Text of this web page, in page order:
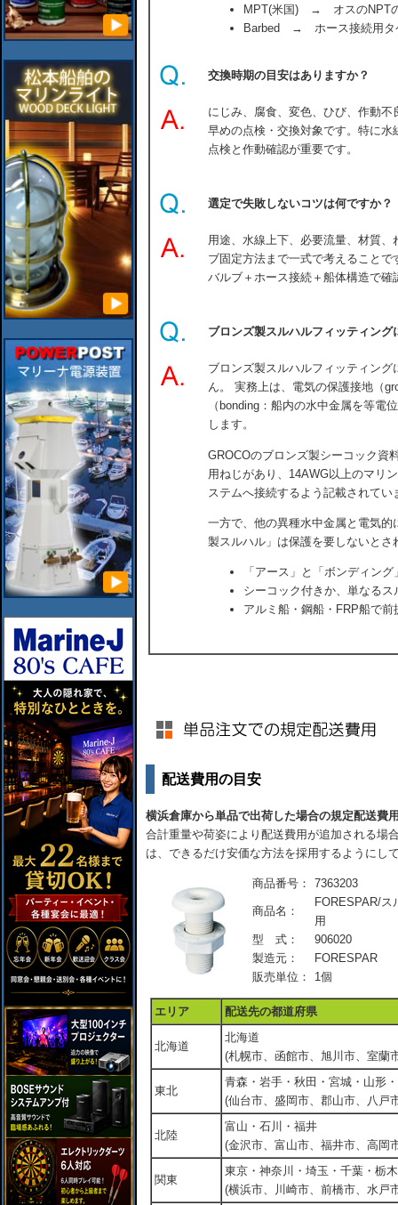
MPT(米国) → オスのNPT
Barbed → ホース接続用タ
交換時期の目安はありますか？
にじみ、腐食、変色、ひび、作動
早めの点検・交換対象です。特に
点検と作動確認が重要です。
選定で失敗しないコツは何ですか？
用途、水線上下、必要流量、材質
ブ固定方法まで一式で考えること
バルブ＋ホース接続＋船体構造で
ブロンズ製スルハルフィッティング
ブロンズ製スルハルフィッティン
ん。 実務上は、電気の保護接地（
（bonding：船内の水中金属を等電
します。
GROCOのブロンズ製シーコック資
用ねじがあり、14AWG以上のマリ
ステムへ接続するよう記載されてい
一方で、他の異種水中金属と電気
製スルハル」は保護を要しないとさ
「アース」と「ボンディン
シーコック付きか、単なる
アルミ船・鋼船・FRP船で前
配送費用の目安
横浜倉庫から単品で出荷した場合の規定配送費
合計重量や荷姿により配送費用が追加される場
は、できるだけ安価な方法を採用するようにし
商品番号： 7363203
商品名：
FORESPAR/ス
用
型 式：
906020
製造元：
FORESPAR
販売単位：
1個
エリア 配送先の都道府県
北海道
北海道
(札幌市、函館市、旭川市、室蘭
東北
青森・岩手・秋田・宮城・山形
(仙台市、盛岡市、郡山市、八戸
北陸
富山・石川・福井
(金沢市、富山市、福井市、高岡
関東
東京・神奈川・埼玉・千葉・栃
(横浜市、川崎市、前橋市、水戸